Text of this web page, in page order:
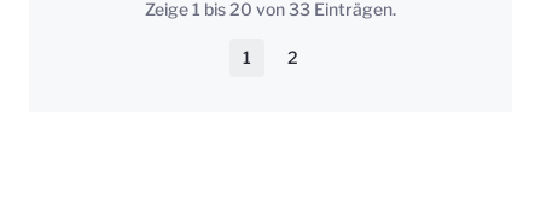
Zeige 1 bis 20 von 33 Einträgen.
Seite
1 Seite
2